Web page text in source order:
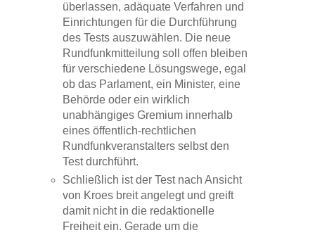
überlassen, adäquate Verfahren und
Einrichtungen für die Durchführung
des Tests auszuwählen. Die neue
Rundfunkmitteilung soll offen bleiben
für verschiedene Lösungswege, egal
ob das Parlament, ein Minister, eine
Behörde oder ein wirklich
unabhängiges Gremium innerhalb
eines öffentlich-rechtlichen
Rundfunkveranstalters selbst den
Test durchführt.
Schließlich ist der Test nach Ansicht
von Kroes breit angelegt und greift
damit nicht in die redaktionelle
Freiheit ein. Gerade um die